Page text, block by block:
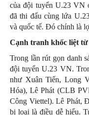
của đội tuyển U.23 VN
đã thi đấu cùng lứa
và quốc tế. Đó chính là
Cạnh tranh khốc liệt từ
Trong lần rút gọn danh
đội tuyển U.23 VN.
như Xuân Tiến, Long
Hóa), Lê Phát (CLB
Công Viettel). Lê Phát,
bị loại là điều dễ hiểu.